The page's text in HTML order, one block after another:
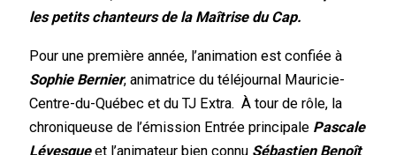
les petits chanteurs de la Maîtrise du Cap.
Pour une première année, l’animation est confiée à
Sophie Bernier, animatrice du téléjournal Mauricie-
Centre-du-Québec et du TJ Extra. À tour de rôle, la
chroniqueuse de l’émission Entrée principale Pascale
Lévesqueet l’animateur bien connu Sébastien Benoît